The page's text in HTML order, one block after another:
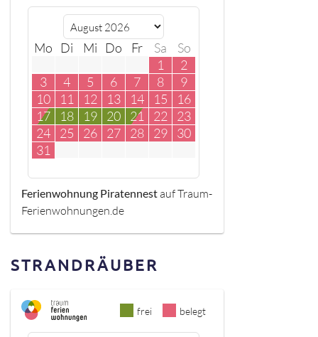
Mo Di Mi Do Fr Sa
So
1
2
3
4 5 6 7 8
9
10
11 12 13 14 15
16
17
18 19 20 21 22
23
24
25 26 27 28 29
30
31
Ferienwohnung Piratennest auf Traum-
Ferienwohnungen.de
STRANDRÄUBER
frei belegt